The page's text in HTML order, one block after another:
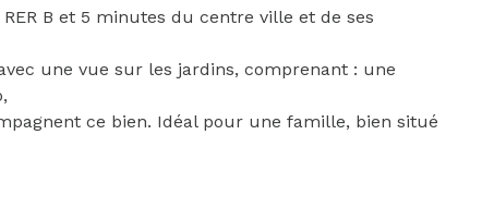
B et 5 minutes du centre ville et de ses
une vue sur les jardins, comprenant : une
ce bien. Idéal pour une famille, bien situé